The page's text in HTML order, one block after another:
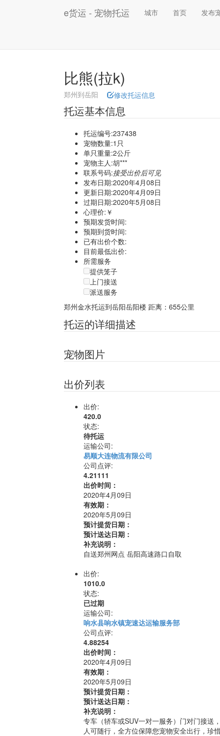
e货运 - 宠物托运 城市 首页 发布
比熊(拉k)
郑州到岳阳 修改托运信息
托运基本信息
托运编号:237438
宠物数量:1只
单只重量:2公斤
宠物主人:胡***
联系号码:接受出价后可见
发布日期:2020年4月08日
更新日期:2020年4月09日
过期日期:2020年5月08日
心理价:￥
预期发货时间:
预期到货时间:
已有出价个数:
目前最低出价:
所需服务
提供笼子
上门接送
派送服务
郑州金水托运到岳阳岳阳楼 距离：655公里
托运的详细描述
宠物图片
出价列表
出价:
420.0
状态:
待托运
运输公司:
易顺大连物流有限公司
公司点评:
4.21111
出价时间：
2020年4月09日
有效期：
2020年5月09日
预计提货日期：
预计送达日期：
补充说明：
自送郑州网点 岳阳高速路口自取
出价:
1010.0
状态:
已过期
运输公司:
响水县响水镇宠速达运输服务部
公司点评:
4.88254
出价时间：
2020年4月09日
有效期：
2020年5月09日
预计提货日期：
预计送达日期：
补充说明：
专车（轿车或SUV一对一服务）门对门接送
人可随行，全方位保障您宠物安全出行，珍